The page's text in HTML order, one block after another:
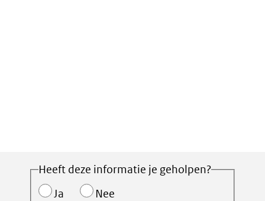
Heeft deze informatie je geholpen?
Ja
Nee